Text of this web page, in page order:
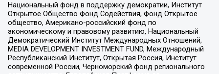
Национальный фонд в поддержку демократии, Институт
Открытое Общество Фонд Содействия, Фонд Открытое
общество, Американо-российский фонд по
экономическому и правовому развитию, Национальный
Демократический Институт Международных Отношений,
MEDIA DEVELOPMENT INVESTMENT FUND, Международный
Республиканский Институт, Открытая Россия, Институт
современной России, Черноморский фонд регионального